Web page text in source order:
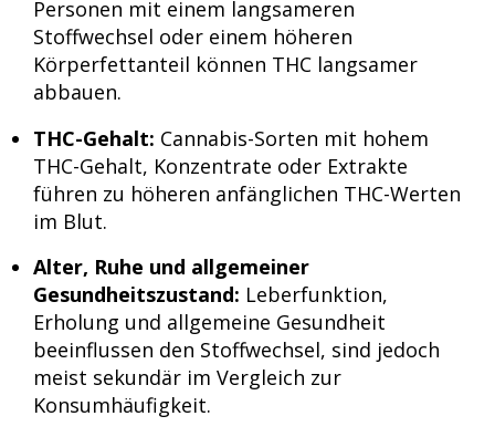
Personen mit einem langsameren
Stoffwechsel oder einem höheren
Körperfettanteil können THC langsamer
abbauen.
THC-Gehalt: Cannabis-Sorten mit hohem
THC-Gehalt, Konzentrate oder Extrakte
führen zu höheren anfänglichen THC-Werten
im Blut.
Alter, Ruhe und allgemeiner
Gesundheitszustand: Leberfunktion,
Erholung und allgemeine Gesundheit
beeinflussen den Stoffwechsel, sind jedoch
meist sekundär im Vergleich zur
Konsumhäufigkeit.